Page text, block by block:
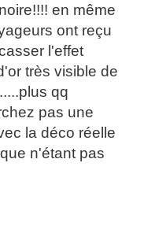
en même
ont reçu
l'effet
très visible de
qq
pas une
la déco réelle
n'étant pas